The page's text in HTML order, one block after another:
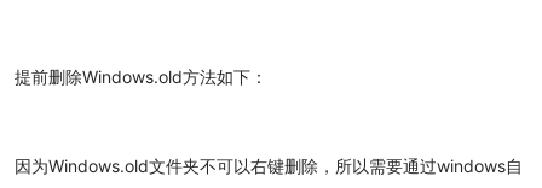
提前删除Windows.old方法如下：
因为Windows.old文件夹不可以右键删除，所以需要通过windows自